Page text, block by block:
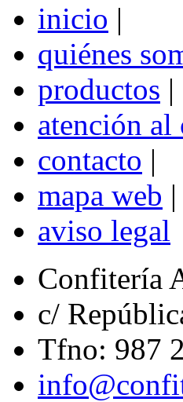
inicio |
quiénes
productos |
atención al
contacto |
mapa web |
aviso legal
Confitería
c/
Tfno: 987